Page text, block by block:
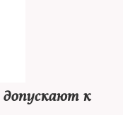
допускают к